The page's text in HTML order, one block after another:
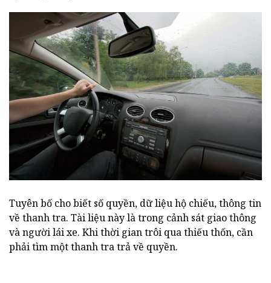
Tuyên bố cho biết số quyền, dữ liệu hộ chiếu, thông tin
về thanh tra. Tài liệu này là trong cảnh sát giao thông
và người lái xe. Khi thời gian trôi qua thiếu thốn, cần
phải tìm một thanh tra trả về quyền.